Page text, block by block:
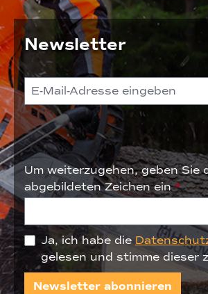
Newsletter
Um weiterzugehen, geben Sie
abgebildeten Zeichen ein*
Ja, ich habe die
gelesen und stimme dieser
Newsletter abonnieren